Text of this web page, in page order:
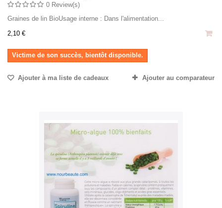
0 Review(s)
Graines de lin BioUsage interne : Dans l'alimentation...
2,10 €
Victime de son succès, bientôt disponible.
Ajouter à ma liste de cadeaux Ajouter au comparateur